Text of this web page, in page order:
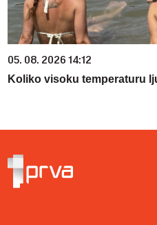
05. 08. 2026 14:12
Koliko visoku temperaturu